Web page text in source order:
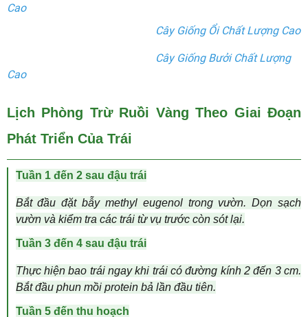
Cao
Cây Giống Ổi Chất Lượng Cao
Cây Giống Bưởi Chất Lượng
Cao
Lịch Phòng Trừ Ruồi Vàng Theo Giai Đoạn
Phát Triển Của Trái
Tuần 1 đến 2 sau đậu trái
Bắt đầu đặt bẫy methyl eugenol trong vườn. Dọn sạch
vườn và kiểm tra các trái từ vụ trước còn sót lại.
Tuần 3 đến 4 sau đậu trái
Thực hiện bao trái ngay khi trái có đường kính 2 đến 3 cm.
Bắt đầu phun mồi protein bả lần đầu tiên.
Tuần 5 đến thu hoạch